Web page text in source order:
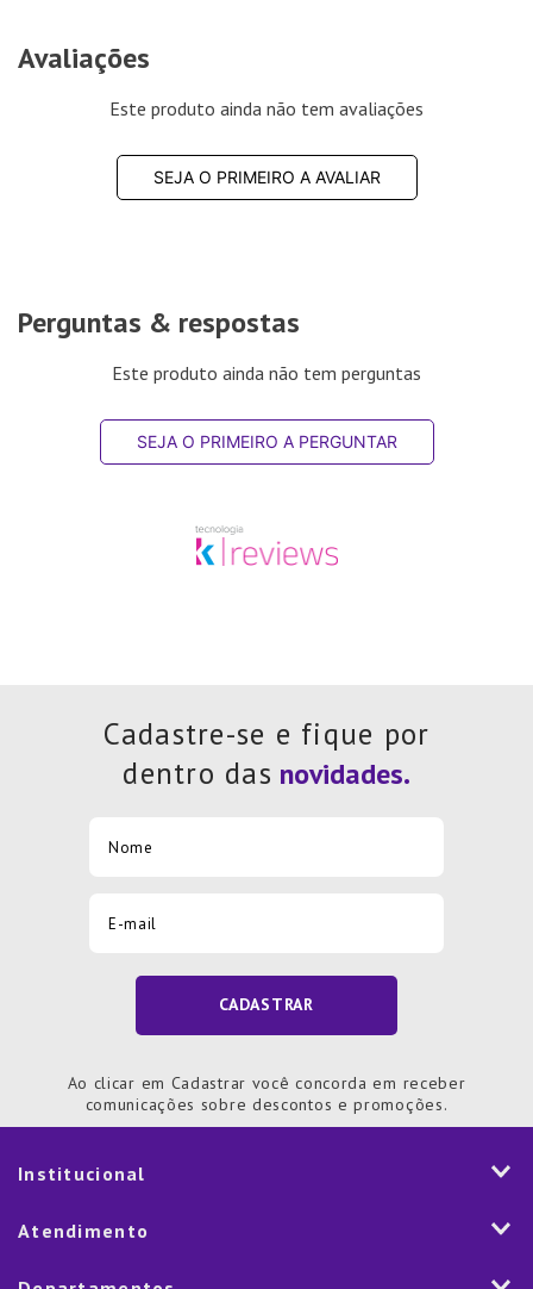
Avaliações
Este produto ainda não tem avaliações
SEJA O PRIMEIRO A AVALIAR
Perguntas & respostas
Este produto ainda não tem perguntas
SEJA O PRIMEIRO A PERGUNTAR
Cadastre-se e fique por
dentro das
CADASTRAR
Ao clicar em Cadastrar você concorda em receber
comunicações sobre descontos e promoções.
Institucional
História
Atendimento